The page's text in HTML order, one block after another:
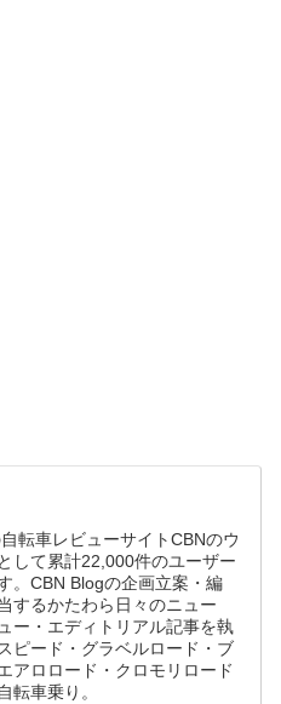
転車レビューサイトCBNのウ
して累計22,000件のユーザー
。CBN Blogの企画立案・編
するかたわら日々のニュー
ー・エディトリアル記事を執
ピード・グラベルロード・ブ
アロロード・クロモリロード
転車乗り。